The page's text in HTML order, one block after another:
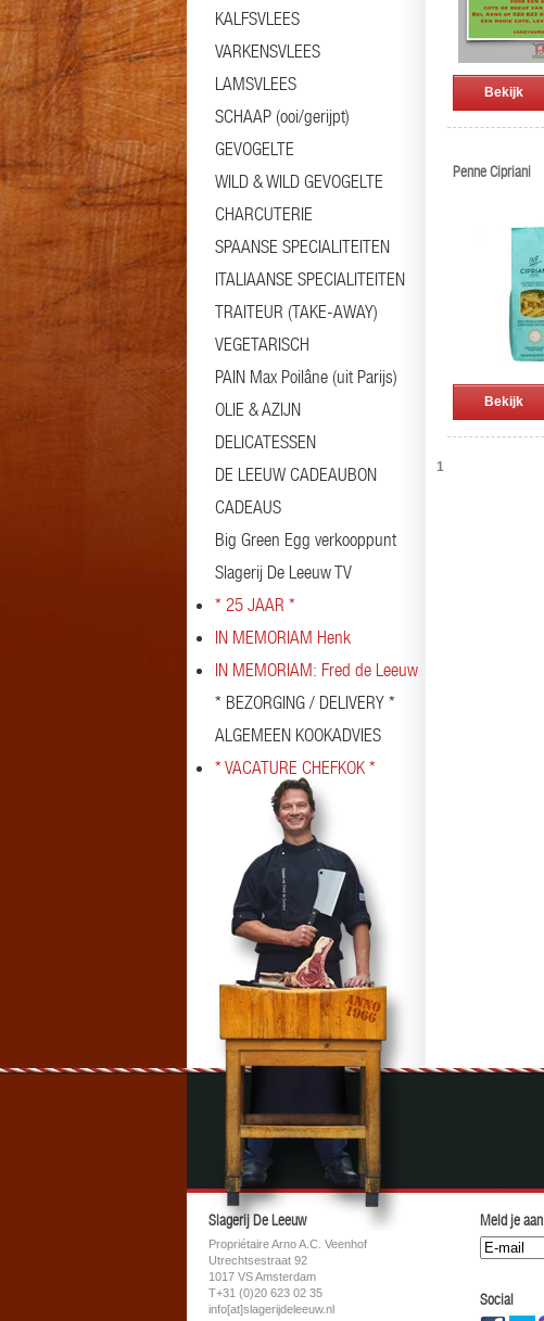
KALFSVLEES
VARKENSVLEES
LAMSVLEES
SCHAAP (ooi/gerijpt)
GEVOGELTE
WILD & WILD GEVOGELTE
CHARCUTERIE
SPAANSE SPECIALITEITEN
ITALIAANSE SPECIALITEITEN
TRAITEUR (TAKE-AWAY)
VEGETARISCH
PAIN Max Poilâne (uit Parijs)
OLIE & AZIJN
DELICATESSEN
DE LEEUW CADEAUBON
CADEAUS
Big Green Egg verkooppunt
Slagerij De Leeuw TV
* 25 JAAR *
IN MEMORIAM Henk
IN MEMORIAM: Fred de Leeuw
* BEZORGING / DELIVERY *
ALGEMEEN KOOKADVIES
* VACATURE CHEFKOK *
Bekijk
Penne Cipriani
Bekijk
1
Slagerij De Leeuw
Propriétaire Arno A.C. Veenhof
Utrechtsestraat 92
1017 VS Amsterdam
T+31 (0)20 623 02 35
info[at]slagerijdeleeuw.nl
Meld je
Social